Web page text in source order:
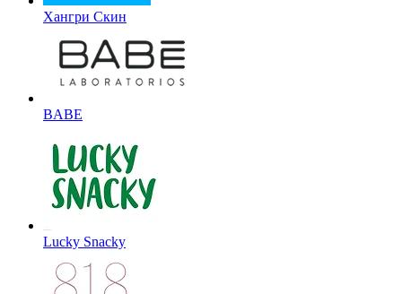
Хангри Скин
BABE
Lucky Snacky